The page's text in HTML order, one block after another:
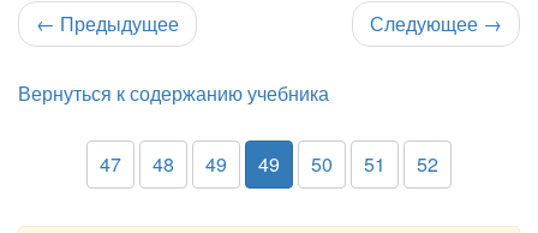
← Предыдущее Следующее →
Вернуться к содержанию учебника
47 48 49 49 50 51 52